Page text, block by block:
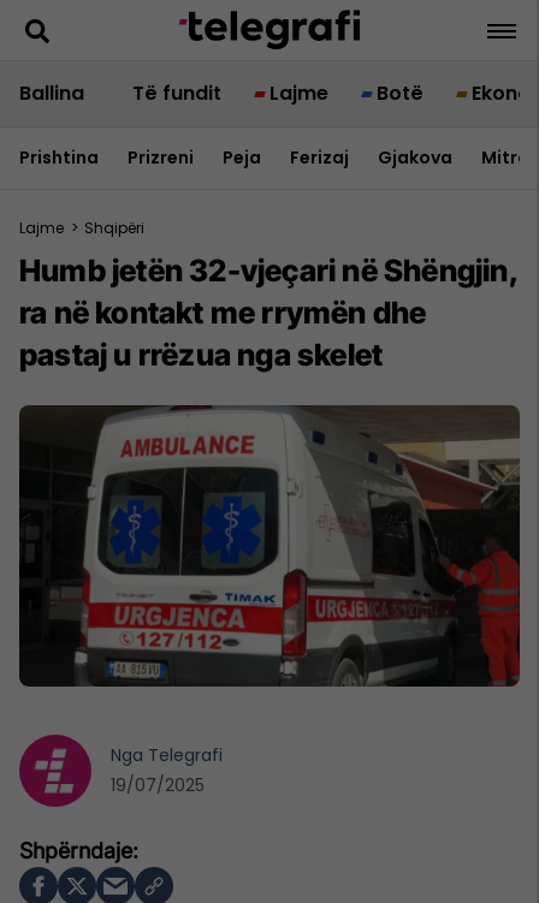
Ballina Të fundit Lajme Botë
Prishtina Prizreni Peja Ferizaj Gjakova
Lajme > Shqipëri
Humb jetën 32-vjeçari në Shëngjin,
ra në kontakt me rrymën dhe
pastaj u rrëzua nga skelet
Nga Telegrafi
19/07/2025